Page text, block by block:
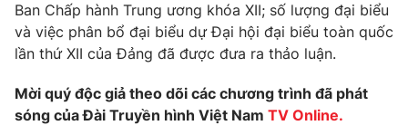
VTV Money VTV Thể thao
VTV Sức khoẻ Bất động sản
Ban Chấp hành Trung ương khóa XII; số lượng đại biểu
và việc phân bổ đại biểu dự Đại hội đại biểu toàn quốc
lần thứ XII của Đảng đã được đưa ra thảo luận.
Mời quý độc giả theo dõi các chương trình đã phát
sóng của Đài Truyền hình Việt Nam TV Online.